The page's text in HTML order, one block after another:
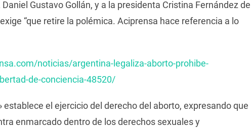
Gustavo Gollán, y a la presidenta Cristina Fernández de
“que retire la polémica. Aciprensa hace referencia a lo
noticias/argentina-legaliza-aborto-prohibe-
de-conciencia-48520/
establece el ejercicio del derecho del aborto, expresando que
enmarcado dentro de los derechos sexuales y